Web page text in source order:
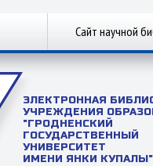
Сайт научной
ЭЛЕКТРОННАЯ
УЧРЕЖДЕНИЯ
"ГРОДНЕНСКИЙ
ГОСУДАРСТВЕННЫЙ
УНИВЕРСИТЕТ
ИМЕНИ ЯНКИ КУПАЛЫ"